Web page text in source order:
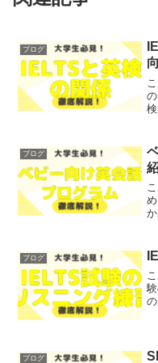
ブログ
ブログ
ブログ
ブログ